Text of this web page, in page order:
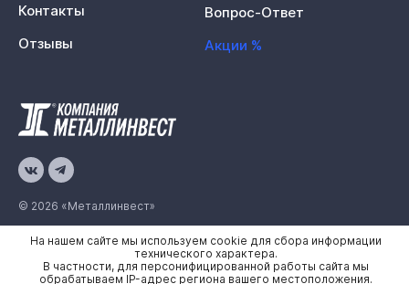
© 2026 «Металлинвест»
Политика конфиденциальности
Карта сайта
Контакты
Отзывы
Вопрос-Ответ
Акции %
На нашем сайте мы используем cookie для сбора информации
технического характера.
В частности, для персонифицированной работы сайта мы
обрабатываем IP-адрес региона вашего местоположения.